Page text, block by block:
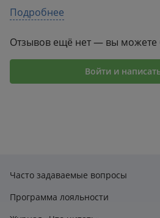
5
3
2
Подробнее
Отзывов ещё нет — вы
Войти и
Часто задаваемые вопросы
Программа лояльности